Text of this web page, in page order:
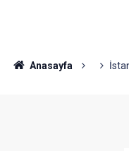
Anasayfa